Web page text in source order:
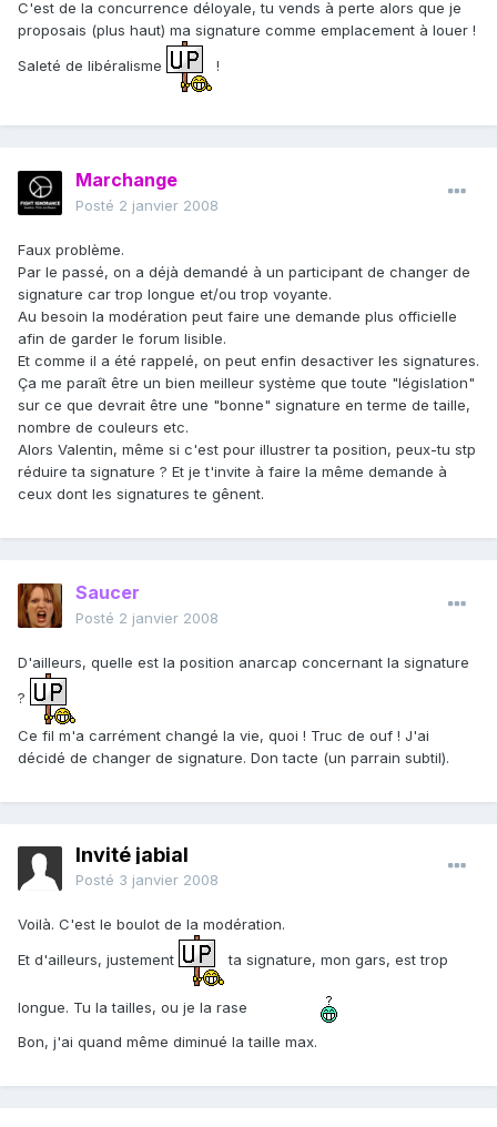
C'est de la concurrence déloyale, tu vends à perte alors que je
proposais (plus haut) ma signature comme emplacement à louer !
Saleté de libéralisme
!
Marchange
Posté 2 janvier 2008
Faux problème.
Par le passé, on a déjà demandé à un participant de changer de
signature car trop longue et/ou trop voyante.
Au besoin la modération peut faire une demande plus officielle
afin de garder le forum lisible.
Et comme il a été rappelé, on peut enfin desactiver les signatures.
Ça me paraît être un bien meilleur système que toute "législation"
sur ce que devrait être une "bonne" signature en terme de taille,
nombre de couleurs etc.
Alors Valentin, même si c'est pour illustrer ta position, peux-tu stp
réduire ta signature ? Et je t'invite à faire la même demande à
ceux dont les signatures te gênent.
Saucer
Posté 2 janvier 2008
D'ailleurs, quelle est la position anarcap concernant la signature
?
Ce fil m'a carrément changé la vie, quoi ! Truc de ouf ! J'ai
décidé de changer de signature. Don tacte (un parrain subtil).
Invité jabial
Posté 3 janvier 2008
Voilà. C'est le boulot de la modération.
Et d'ailleurs, justement
ta signature, mon gars, est trop
longue. Tu la tailles, ou je la rase
Bon, j'ai quand même diminué la taille max.